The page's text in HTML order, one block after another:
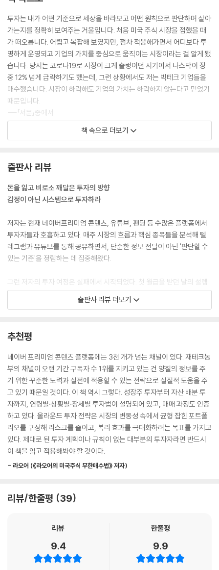
어떤 부동산에 주목해야 하는가
2025년 이후 부동산 전망
7장 트럼프와 비트코인
관세를 예측하지 말자
불확실성의 시대, 정책 리스크 대응법
트럼프 2기에 주목할 투자 종목
비트코인에 투자하려는 이유
투자는 내가 어떤 기준으로 세상을 바라보고 어떤 원칙으로 판단하며 살아
가는지를 정확히 보여주는 거울입니다. 처음 미국 주식 시장을 접했을 때
가 떠오릅니다. 어렵고 복잡해 보였지만, 점차 적응해가면서 어디보다 투
명하게 운영되고 기업의 가치를 중심으로 움직이는 시장이라는 걸 알게 됐
습니다. 당시는 코로나19로 시장이 크게 출렁이던 시기여서 나스닥이 장
중 12% 넘게 급락하기도 했는데, 그런 상황에서도 저는 빅테크 기업들을
매수했습니다. 시장이 하락해도 기업의 가치는 하락하지 않는다고 믿었기
때문입니다.
---「서문」중에서
올라운드 투자는 단순한 분산 전략이 아닙니다. 기본적으로는 올웨더의 안
능성이 높은 분야, 장기 성장성이 높은 기업에 선제적으로 비중을 높여가
는 전략입니다. 또한 올라운드 투자법이 반등장에서 빛나는 이유가 있습니
다. S&P500은 말 그대로 시장 평균입니다. 반등장이 와도 평균적인 회복
관들이 장기 보유해온 엔비디아나 애플처럼 지수보다 수 배에서 수십 배까
지 수익률을 만든 기업들이 그 증거입니다. 이런 종목에 전략적으로 비중
을 늘리는 구조이기 때문에 반등장에서 DCA보다 훨씬 더 강력한 성과를
보여줍니다.
트럼프가 상호관세 유예 방침을 밝히자, 나스닥은 단 하루 만에 12% 급등
하는 이례적인 반등세를 기록했습니다. 그리고 2025년 7월 기준, 나스닥
과 S&P500이 역사적 신고가를 경신하면서 '하락은 추가 매수의 기회
고 전 세계 시장을 오랜 기간 침묵에 빠뜨리기 때문이죠. 주식을 투자한다
다. 시장이 어떻게 흘러가든 변하지 않는 진리가 하나 있기 때문이죠. 바로
미국 시장은 장기적으로 우상향하며 결국 최고점을 다시 돌파한다는 점입
니다.
---「2장 경제 사이클과 매수 타이밍」중에서
중요한 것은 전체 자산의 수익률입니다. 올라운드 투자법의 핵심은 개별
종목의 성과보다 전체 포트폴리오의 수익률을 극대화하는 것입니다. 이를
위해서는 자산을 다양한 분야에 분산시키고, 시장 상황에 따라 적절히 리
밸런싱해야 합니다. 예를 들어 주식 시장이 과열 상태라면 일부 수익을 실
현하고 채권이나 현금 비중을 늘려야 합니다. 반대로 주식 시장이 크게 하
해도 전체적으로는 안정적인 수익을 낼 수 있습니다. 또한 특정 섹터나 지
를 확대할 수 있습니다.
2025년 3월부터 시장이 크게 하락하면서 많은 이들이 힘들어했습니다.
책 속으로 더보기
출판사 리뷰
돈을 잃고 비로소 깨달은 투자의 방향
감정이 아닌 시스템으로 투자하라
저자는 현재 네이버프리미엄 콘텐츠, 유튜브, 팬딩 등 수많은 플랫폼에서
투자자들과 호흡하고 있다. 매주 시장의 흐름과 핵심 종목들을 분석해 텔
레그램과 유튜브를 통해 공유하면서, 단순한 정보 전달이 아닌 '판단할 수
있는 기준'을 정립하는 데 집중해왔다.
그런 저자의 투자 여정은 실패에서 시작되었다. 첫 월급을 받던 날의 설렘
도 잠시, 각종 고정지출로 빠져나가는 돈을 보며 막막함을 느꼈던 과거의
그는 평범한 직장인이었다. 주변의 주식 이야기에 이끌려 처음 산 반도체
더 큰 좌절은 400만 원을 내고 가입한 유튜브 VIP 회원에서 왔다. "나만
따라 하면 누구나 부자가 될 수 있다"는 달콤한 유혹에 넘어가 거액을 투자
했지만, 결과는 참혹했다. 그리하여 그는 다시 공부했고 미국 주식에서 답
을 찾았다. 시장이 하락해도 기업의 가치가 변하지 않는다면 투자해야 한
다는 판단이었다. 기업의 본질인 실적과 기업의 가치에 기반한 투자를 했
고, 그 결과 엔비디아 17달러, 테슬라 33달러, 팔란티어 16달러, 로켓랩 5
달러, 조비 7달러에 매수했고 일부 기업은 고점에 매도해 큰 성과를 냈다.
이런 실패와 성공을 거치며 그는 중요한 깨달음을 얻었다. 투자는 예측이
을. 그 결과 탄생한 것이 바로 '올라운드 투자법'이다. 현재 그는 네이버 프
실패와 성공 경험을 바탕으로 수많은 투자자들에게 '흔들리지 않는 투자
기준'을 전파하고 있다. 이 책은 그 모든 여정의 결정판이자, 평범한 투자자
방어만으로는 수익이 성장할 수 없고
공격만으로는 자산을 지킬 수 없다
출판사 리뷰 더보기
추천평
네이버 프리미엄 콘텐츠 플랫폼에는 3천 개가 넘는 채널이 있다. 재테크농
부의 채널이 오랜 기간 구독자 수 1위를 지키고 있는 건 양질의 정보를 주
기 위한 꾸준한 노력과 실전에 적용할 수 있는 전략으로 실질적 도움을 주
고 있기 때문일 것이다. 이 책 역시 그렇다. 성장주 투자부터 자산 배분 투
자까지, 연령별·상황별·장세별 투자법이 설명되어 있고, 매매 과정도 인증
하고 있다. 올라운드 투자 전략은 시장의 변동성 속에서 균형 잡힌 포트폴
리오를 구성해 리스크를 줄이고, 복리 효과를 극대화하려는 목표를 가지고
있다. 제대로 된 투자 계획이나 규칙이 없는 대부분의 투자자라면 반드시
이 책을 읽고 적용해봐야 할 것이다.
- 라오어 (《라오어의 미국주식 무한매수법》 저자)
리뷰/한줄평 39
리뷰
9.4
한줄평
9.9